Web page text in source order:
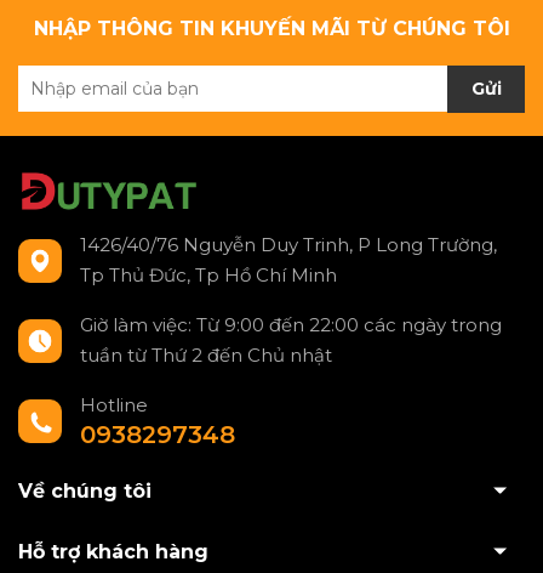
NHẬP THÔNG TIN KHUYẾN MÃI TỪ CHÚNG TÔI
Gửi
1426/40/76 Nguyễn Duy Trinh, P Long Trường,
Tp Thủ Đức, Tp Hồ Chí Minh
Giờ làm việc: Từ 9:00 đến 22:00 các ngày trong
tuần từ Thứ 2 đến Chủ nhật
Hotline
0938297348
Về chúng tôi
Hỗ trợ khách hàng